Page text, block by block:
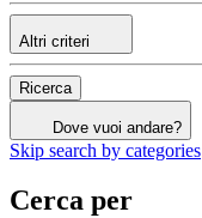
Altri criteri
Ricerca
Dove vuoi andare?
Skip search by categories
Cerca per